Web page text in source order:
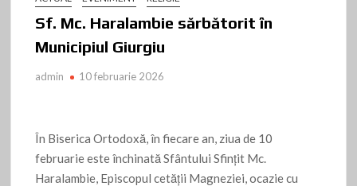
Sf. Mc. Haralambie sărbătorit în
Municipiul Giurgiu
admin 10 februarie 2026
În Biserica Ortodoxă, în fiecare an, ziua de 10
februarie este închinată Sfântului Sfinţit Mc.
Haralambie, Episcopul cetății Magneziei, ocazie cu